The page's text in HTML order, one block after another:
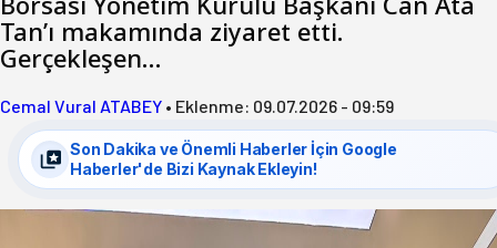
Tan’ı makamında ziyaret etti.
Gerçekleşen…
Cemal Vural ATABEY • Eklenme: 09.07.2026 - 09:59
Son Dakika ve Önemli Haberler İçin Google
Haberler'de Bizi Kaynak Ekleyin!